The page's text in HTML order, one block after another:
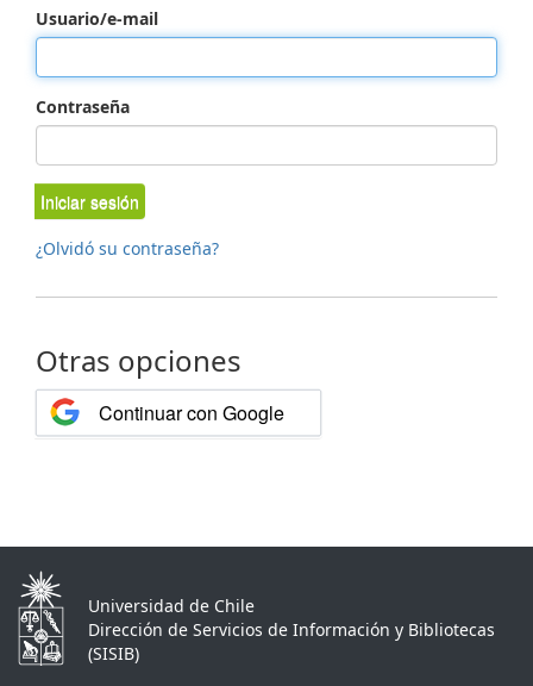
Usuario/e-mail
Contraseña
Iniciar sesión
¿Olvidó su contraseña?
Otras opciones
Continuar con Google
Universidad de Chile
Dirección de Servicios de Información y Bibliotecas
(SISIB)